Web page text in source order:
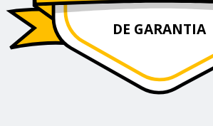
DE GARANTIA